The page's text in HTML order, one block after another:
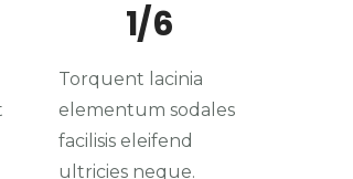
1/6
Torquent lacinia
elementum sodales
facilisis eleifend
ultricies neque.